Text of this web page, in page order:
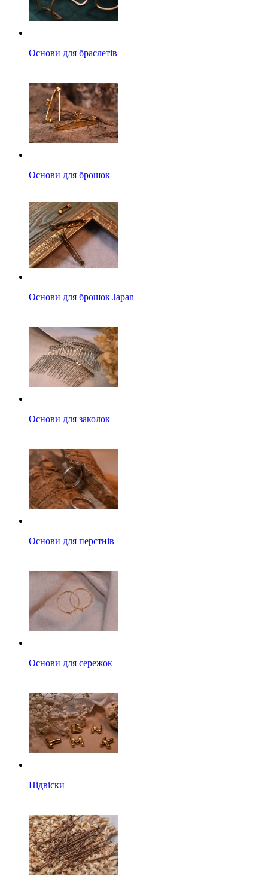
Основи для браслетів
Основи для брошок
Основи для брошок Japan
Основи для заколок
Основи для перстнів
Основи для сережок
Підвіски